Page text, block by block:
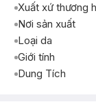
Xuất xứ thương
Nơi sản xuất
Loại da
Giới tính
Dung Tích